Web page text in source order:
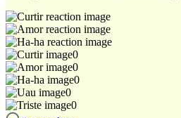
0
0
0
0
0